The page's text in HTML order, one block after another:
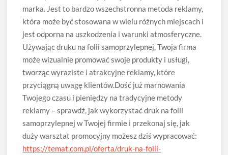
marka. Jest to bardzo wszechstronna metoda reklamy,
która może być stosowana w wielu różnych miejscach i
jest odporna na uszkodzenia i warunki atmosferyczne.
Używając druku na folii samoprzylepnej, Twoja firma
może wizualnie promować swoje produkty i usługi,
tworząc wyraziste i atrakcyjne reklamy, które
przyciągną uwagę klientów.Dość już marnowania
Twojego czasu i pieniędzy na tradycyjne metody
reklamy – sprawdź, jak wykorzystać druk na folii
samoprzylepnej w Twojej firmie i przekonaj się, jak
duży warsztat promocyjny możesz dziś wypracować:
https://temat.com.pl/oferta/druk-na-folii-